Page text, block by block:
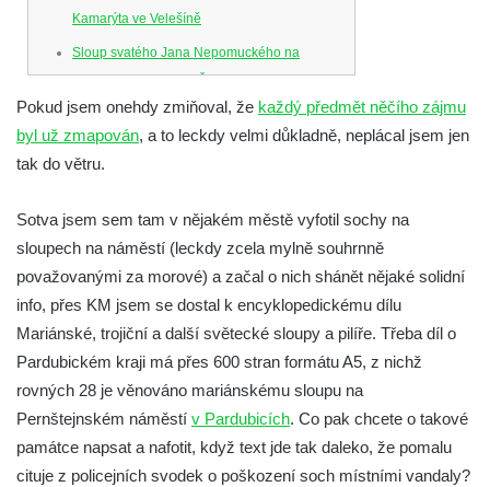
Kamarýta ve Velešíně
Sloup svatého Jana Nepomuckého na
Sloup Nejsvětější Trojice v Mirošovicích
Sloup se sochou Bolestného Krista (Ecce
Sloup Nejsvětější Trojice na náměstí
Republiky v Duchcově
Sloup Panny Marie u kostela Nalezení
svatého Kříže ve Frýdlantu
Sloup Panny Marie v Hostinném
Sloup Nejsvětější Trojice v Krásné u
Pěnčína
Sloup s krucifixem u kostela svatého
Vavřince v Teplicích nad Metují
Pokud jsem onehdy zmiňoval, že každý předmět něčího zájmu
byl už zmapován, a to leckdy velmi důkladně, neplácal jsem jen
tak do větru.
Sotva jsem sem tam v nějakém městě vyfotil sochy na
sloupech na náměstí (leckdy zcela mylně souhrnně
považovanými za morové) a začal o nich shánět nějaké solidní
info, přes KM jsem se dostal k encyklopedickému dílu
Mariánské, trojiční a další světecké sloupy a pilíře. Třeba díl o
Pardubickém kraji má přes 600 stran formátu A5, z nichž
rovných 28 je věnováno mariánskému sloupu na
Pernštejnském náměstí v Pardubicích. Co pak chcete o takové
památce napsat a nafotit, když text jde tak daleko, že pomalu
cituje z policejních svodek o poškození soch místními vandaly?